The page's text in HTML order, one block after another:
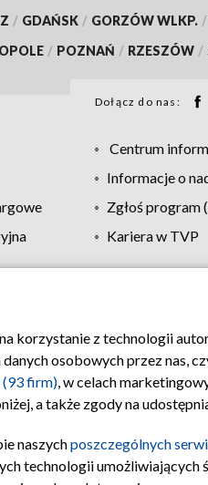
/ GDAŃSK / GORZÓW WLKP. /
OPOLE / POZNAŃ / RZESZÓW /
Dołącz do nas:
Centrum
Informacje o
Zgłoś program
Kariera w TVP
prywatności Moje
korzystanie z technologii
osobowych przez nas,
(93 firm), w celach
a także zgody na
naszychposzczególnych
technologii umożliwiających